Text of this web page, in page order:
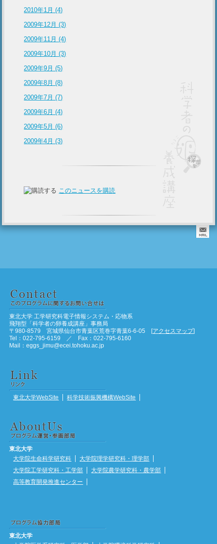
2010年1月 (4)
2009年12月 (3)
2009年11月 (4)
2009年10月 (3)
2009年9月 (5)
2009年8月 (8)
2009年7月 (7)
2009年6月 (4)
2009年5月 (6)
2009年4月 (3)
このニュースを購読
東北大学 工学研究科電子情報システム・応物系
飛翔型「科学者の卵養成講座」事務局
〒980-8579 宮城県仙台市青葉区荒巻字青葉6-6-05 [アクセスマップ]
Tel：022-795-6159 ／ Fax：022-795-6160
Mail：eggs_jimu@ecei.tohoku.ac.jp
東北大学WebSite 科学技術振興機構WebSite
東北大学
大学院生命科学研究科
大学院理学研究科・理学部
大学院工学研究科・工学部
大学院農学研究科・農学部
高等教育開発推進センター
東北大学